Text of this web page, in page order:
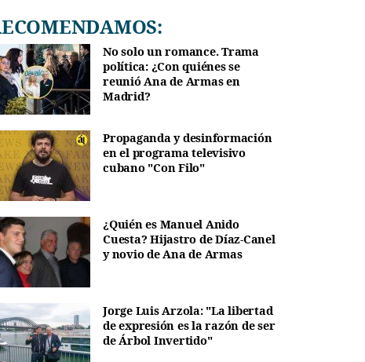
RECOMENDAMOS:
No solo un romance. Trama
política: ¿Con quiénes se
reunió Ana de Armas en
Madrid?
Propaganda y desinformación
en el programa televisivo
cubano "Con Filo"
¿Quién es Manuel Anido
Cuesta? Hijastro de Díaz-Canel
y novio de Ana de Armas
Jorge Luis Arzola: "La libertad
de expresión es la razón de ser
de Árbol Invertido"